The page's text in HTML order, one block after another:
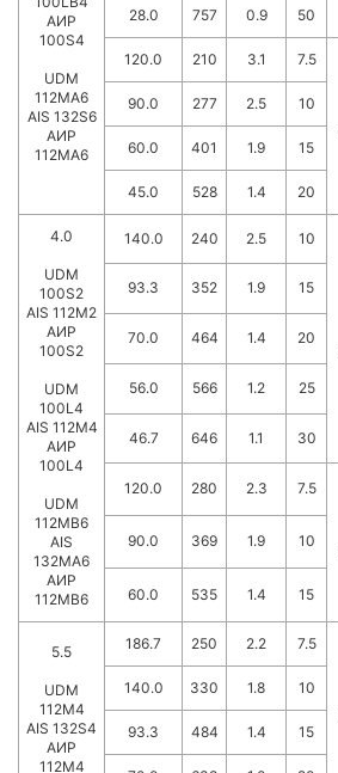
АИР
100S4
UDM
112MA6
AIS 132S6
АИР
112MA6
28.0 757 0.9 50
120.0 210 3.1 7.5
90.0 277 2.5 10
60.0 401 1.9 15
45.0 528 1.4 20
4.0
UDM
100S2
AIS 112M2
АИР
100S2
UDM
100L4
AIS 112M4
АИР
100L4
UDM
112MB6
AIS
132MA6
АИР
112MB6
140.0 240 2.5 10
93.3 352 1.9 15
70.0 464 1.4 20
56.0 566 1.2 25
46.7 646 1.1 30
120.0 280 2.3 7.5
90.0 369 1.9 10
60.0 535 1.4 15
5.5
UDM
112M4
AIS 132S4
АИР
112М4
186.7 250 2.2 7.5
140.0 330 1.8 10
93.3 484 1.4 15